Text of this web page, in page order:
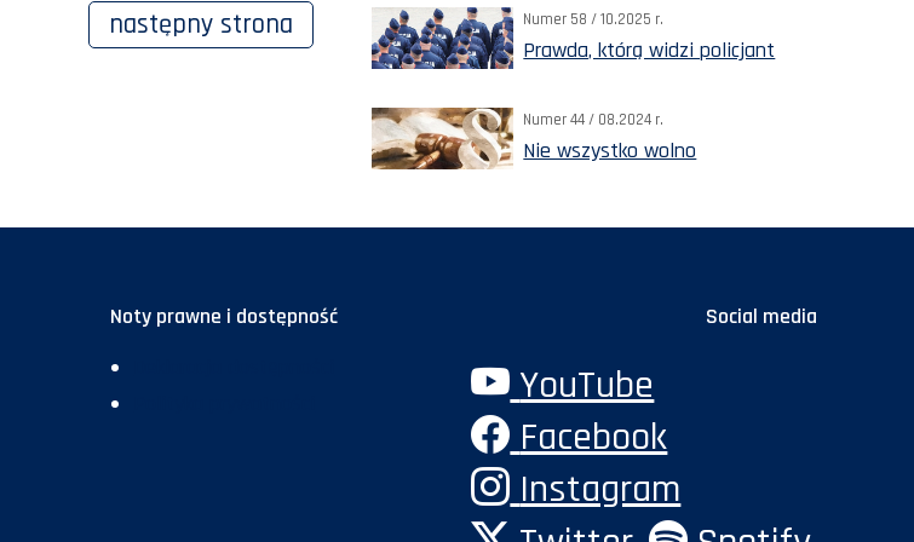
następny strona Numer 58 / 10.2025 r.
Prawda, którą widzi policjant
Numer 44 / 08.2024 r.
Nie wszystko wolno
Noty prawne i dostępność Social media
YouTube
Facebook
Instagram